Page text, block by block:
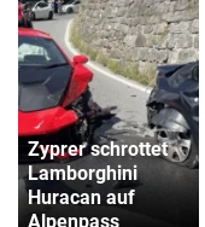
Zyprer schrottet
Lamborghini
Huracan auf
Alpenpass